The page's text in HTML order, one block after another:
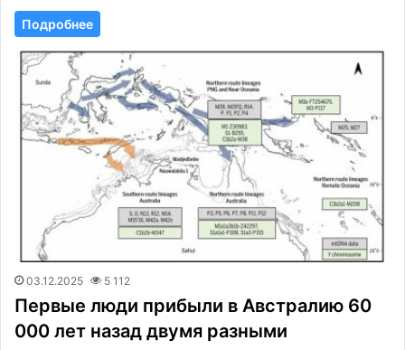
Подробнее
03.12.2025 5 112
Первые люди прибыли в Австралию 60
000 лет назад двумя разными